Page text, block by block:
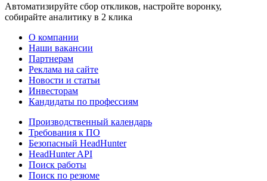
Автоматизируйте сбор откликов, настройте воронку,
собирайте аналитику в 2 клика
О компании
Наши вакансии
Партнерам
Реклама на сайте
Новости и статьи
Инвесторам
Кандидаты по профессиям
Производственный календарь
Требования к ПО
Безопасный HeadHunter
HeadHunter API
Поиск работы
Поиск по резюме